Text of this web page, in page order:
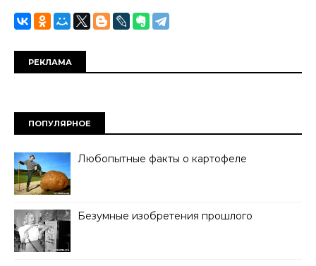
РЕКЛАМА
ПОПУЛЯРНОЕ
Любопытные факты о картофеле
Безумные изобретения прошлого